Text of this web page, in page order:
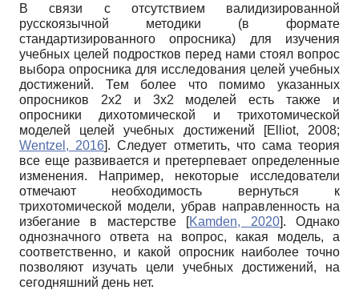
В связи с отсутствием валидизированной
русскоязычной методики (в формате
стандартизированного опросника) для изучения
учебных целей подростков перед нами стоял вопрос
выбора опросника для исследования целей учебных
достижений. Тем более что помимо указанных
опросников 2х2 и 3х2 моделей есть также и
опросники дихотомической и трихотомической
моделей целей учебных достижений
[Elliot, 2008;
Wentzel, 2016]. Следует отметить, что сама теория
все еще развивается и претерпевает определенные
изменения. Например, некоторые исследователи
отмечают необходимость вернуться к
трихотомической модели, убрав направленность на
избегание в мастерстве
[Kamden, 2020]. Однако
однозначного ответа на вопрос, какая модель, а
соответственно, и какой опросник наиболее точно
позволяют изучать цели учебных достижений, на
сегодняшний день нет.